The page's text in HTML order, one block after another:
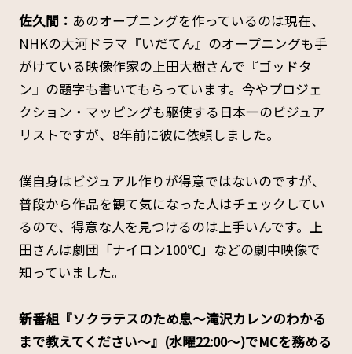
佐久間： あのオープニングを作っているのは現在、
NHKの大河ドラマ『いだてん』のオープニングも手
がけている映像作家の上田大樹さんで『ゴッドタ
ン』の題字も書いてもらっています。今やプロジェ
クション・マッピングも駆使する日本一のビジュア
リストですが、8年前に彼に依頼しました。
僕自身はビジュアル作りが得意ではないのですが、
普段から作品を観て気になった人はチェックしてい
るので、得意な人を見つけるのは上手いんです。上
田さんは劇団「ナイロン100℃」などの劇中映像で
知っていました。
――新番組『ソクラテスのため息～滝沢カレンのわかる
まで教えてください～』(水曜22:00～)でMCを務める